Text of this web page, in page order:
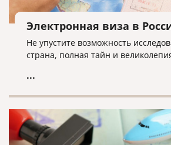
Электронная виза в
Не упустите возможность
страна, полная тайн и
...